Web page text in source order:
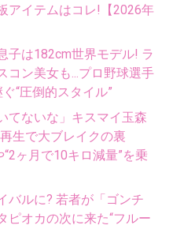
アイテムはコレ!【2026年
子は182cm世界モデル! ラ
コン美女も...プロ野球選手
“圧倒的スタイル”
てないな」キスマイ玉森
生で大ブレイクの裏
“2ヶ月で10キロ減量”を乗
バルに? 若者が「ゴンチ
ピオカの次に来た“フルー